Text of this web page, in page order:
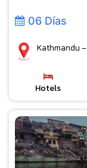
06 Días
Kathmandu
Hotels